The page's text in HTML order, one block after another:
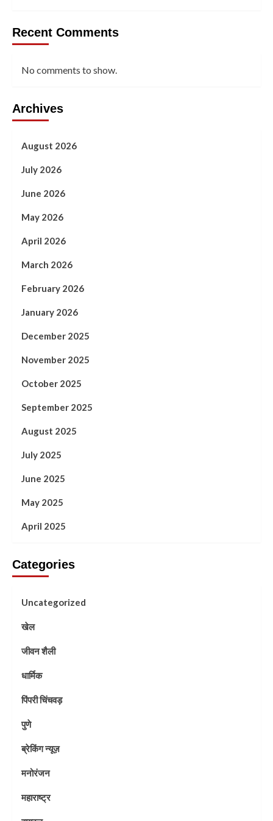
Recent Comments
No comments to show.
Archives
August 2026
July 2026
June 2026
May 2026
April 2026
March 2026
February 2026
January 2026
December 2025
November 2025
October 2025
September 2025
August 2025
July 2025
June 2025
May 2025
April 2025
Categories
Uncategorized
खेल
जीवन शैली
धार्मिक
पिंपरी चिंचवड़
पुणे
ब्रेकिंग न्यूज़
मनोरंजन
महाराष्ट्र